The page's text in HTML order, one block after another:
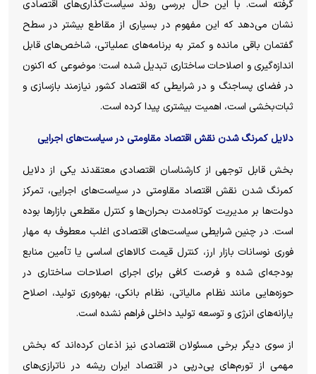
گرفته است. با این حال بررسی روند سیاست‌گذاری‌های اقتصادی
نشان می‌دهد که این مفهوم در بسیاری از مقاطع بیشتر در سطح
گفتمان باقی مانده و کمتر به برنامه‌های عملیاتی، شاخص‌های قابل
اندازه‌گیری و اصلاحات ساختاری تبدیل شده است؛ موضوعی که اکنون
در فضای پساجنگ و در شرایطی که اقتصاد کشور نیازمند بازسازی و
ثبات‌بخشی است، اهمیت بیشتری پیدا کرده است.
دلایل کمرنگ شدن نقش اقتصاد مقاومتی در سیاست‌های اجرایی
بخش قابل توجهی از کارشناسان اقتصادی معتقدند یکی از دلایل
کمرنگ شدن نقش اقتصاد مقاومتی در سیاست‌های اجرایی، تمرکز
دولت‌ها بر مدیریت کوتاه‌مدت بحران‌ها و کنترل مقطعی بازار‌ها بوده
است. در چنین شرایطی سیاست‌های اقتصادی اغلب معطوف به مهار
فوری نوسانات بازار ارز، کنترل قیمت کالا‌های اساسی یا تأمین منابع
بودجه‌ای شده و فرصت کافی برای اجرای اصلاحات ساختاری در
حوزه‌هایی مانند نظام مالیاتی، نظام بانکی، بهره‌وری تولید، اصلاح
یارانه‌های انرژی و توسعه تولید داخلی فراهم نشده است.
از سوی دیگر برخی مسئولان اقتصادی نیز اذعان کرده‌اند که بخش
مهمی از تورم‌های پی‌درپی در اقتصاد ایران ریشه در ناترازی‌های